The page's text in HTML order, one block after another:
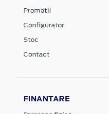
Promotii
Configurator
Stoc
Contact
FINANTARE